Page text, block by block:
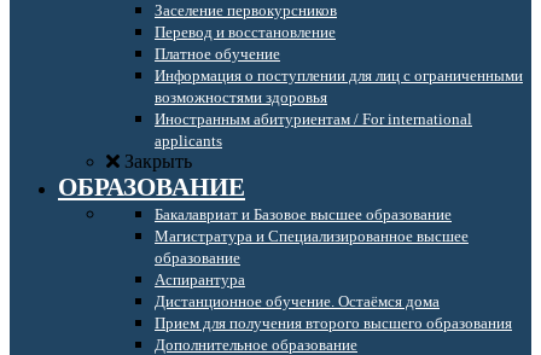
Заселение первокурсников
Перевод и восстановление
Платное обучение
Информация о поступлении для лиц с ограниченными
возможностями здоровья
Иностранным абитуриентам / For international
applicants
Закрыть
ОБРАЗОВАНИЕ
Бакалавриат и Базовое высшее образование
Магистратура и Специализированное высшее
образование
Аспирантура
Дистанционное обучение. Остаёмся дома
Прием для получения второго высшего образования
Дополнительное образование